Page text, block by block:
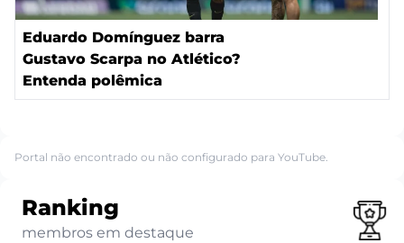
Eduardo Domínguez barra
Gustavo Scarpa no Atlético?
Entenda polêmica
Portal não encontrado ou não configurado para YouTube.
Ranking
membros em destaque